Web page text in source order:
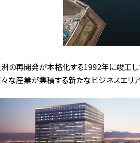
の再開発が本格化する1992年に竣工し
な産業が集積する新たなビジネスエリ